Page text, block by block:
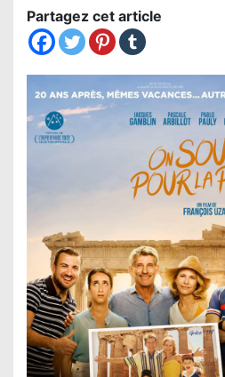
Partagez cet article